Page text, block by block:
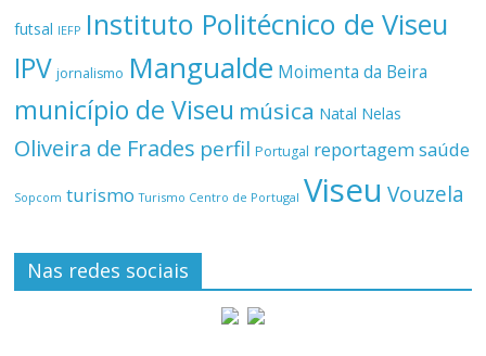
futsal IEFP Instituto Politécnico de Viseu
IPV jornalismo Mangualde Moimenta da Beira
município de Viseu música Natal Nelas
Oliveira de Frades perfil Portugal reportagemsaúde
Sopcom turismo Turismo Centro de Portugal Viseu Vouzela
Nas redes sociais